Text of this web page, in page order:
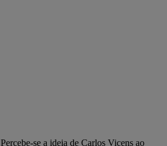
Percebe-se a ideia de Carlos Vicens ao